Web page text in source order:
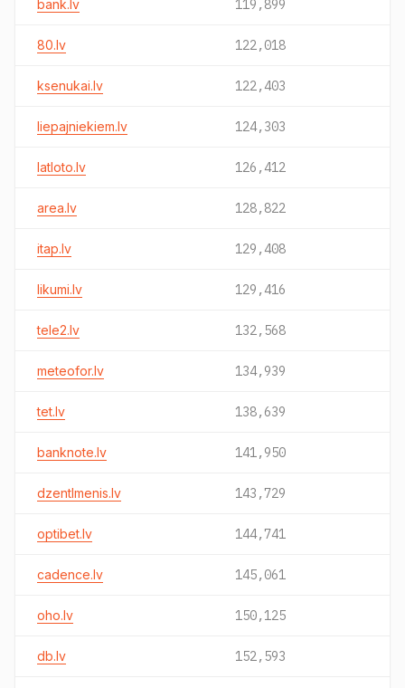
bank.lv 119,899
80.lv 122,018
ksenukai.lv 122,403
liepajniekiem.lv 124,303
latloto.lv 126,412
area.lv 128,822
itap.lv 129,408
likumi.lv 129,416
tele2.lv 132,568
meteofor.lv 134,939
tet.lv 138,639
banknote.lv 141,950
dzentlmenis.lv 143,729
optibet.lv 144,741
cadence.lv 145,061
oho.lv 150,125
db.lv 152,593